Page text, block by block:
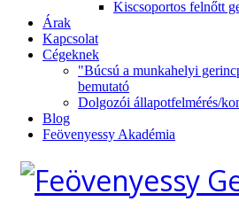
Kiscsoportos felnőtt
Árak
Kapcsolat
Cégeknek
"Búcsú a munkahelyi
bemutató
Dolgozói állapotfelmérés/
Blog
Feövenyessy Akadémia